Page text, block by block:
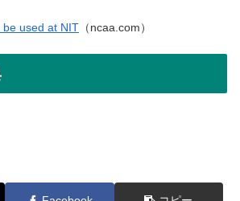
be used at NIT （ncaa.com）